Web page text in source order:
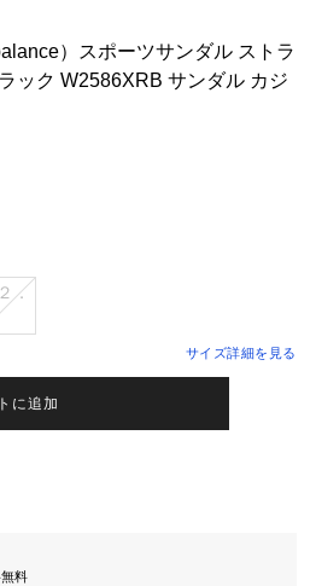
）スポーツサンダル ストラ
ック W2586XRB サンダル カジ
．
サイズ詳細を見る
に追加
料